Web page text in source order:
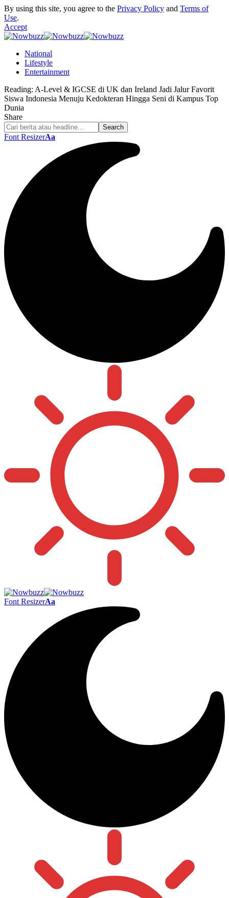
By using this site, you agree to the Privacy Policy and Terms of
Use.
Accept
National
Lifestyle
Entertainment
Reading: A-Level & IGCSE di UK dan Ireland Jadi Jalur Favorit
Siswa Indonesia Menuju Kedokteran Hingga Seni di Kampus Top
Dunia
Share
Font ResizerAa
Font ResizerAa